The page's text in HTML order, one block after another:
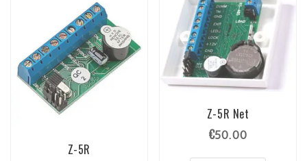
Z-5R
Z-5R Net
€50.00